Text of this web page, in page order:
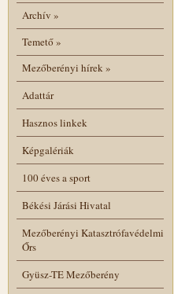
Archív »
Temető»
Mezőberényi hírek»
Adattár
Hasznos linkek
Képgalériák
100 éves a sport
Békési Járási Hivatal
Mezőberényi Katasztrófavédelmi
Őrs
Gyüsz-TE Mezőberény